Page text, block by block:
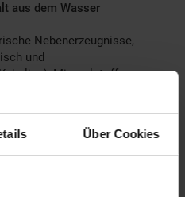
Über Cookies
aus dem Wasser
Nebenerzeugnisse,
und
Mineralstoffe,
Zucker, Hefe.
und
Mineralstoffe,